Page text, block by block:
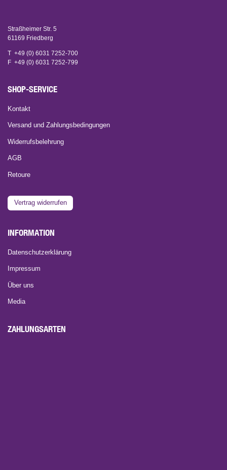
Straßheimer Str. 5
61169 Friedberg
T +49 (0) 6031 7252-700
F +49 (0) 6031 7252-799
SHOP-SERVICE
Kontakt
Versand und Zahlungsbedingungen
Widerrufsbelehrung
AGB
Retoure
Vertrag widerrufen
INFORMATION
Datenschutzerklärung
Impressum
Über uns
Media
ZAHLUNGSARTEN